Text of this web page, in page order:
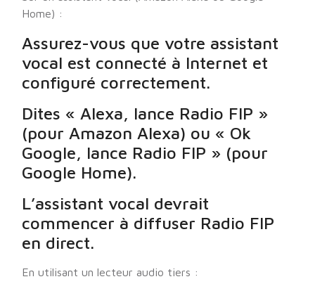
Home) :
Assurez-vous que votre assistant
vocal est connecté à Internet et
configuré correctement.
Dites « Alexa, lance Radio FIP »
(pour Amazon Alexa) ou « Ok
Google, lance Radio FIP » (pour
Google Home).
L’assistant vocal devrait
commencer à diffuser Radio FIP
en direct.
En utilisant un lecteur audio tiers :